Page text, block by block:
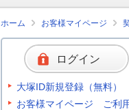
ホーム お客様マイページ
ログイン
大塚ID新規登録（無料）
お客様マイページ ご利